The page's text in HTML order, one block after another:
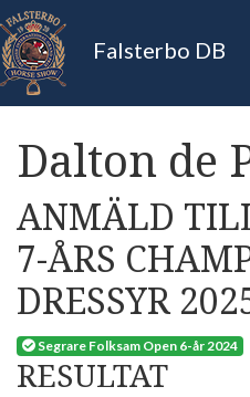
Falsterbo DB
Dalton de
ANMÄLD
7-ÅRS
DRESSYR
Segrare Folksam Open 6-år 2024
RESULTAT